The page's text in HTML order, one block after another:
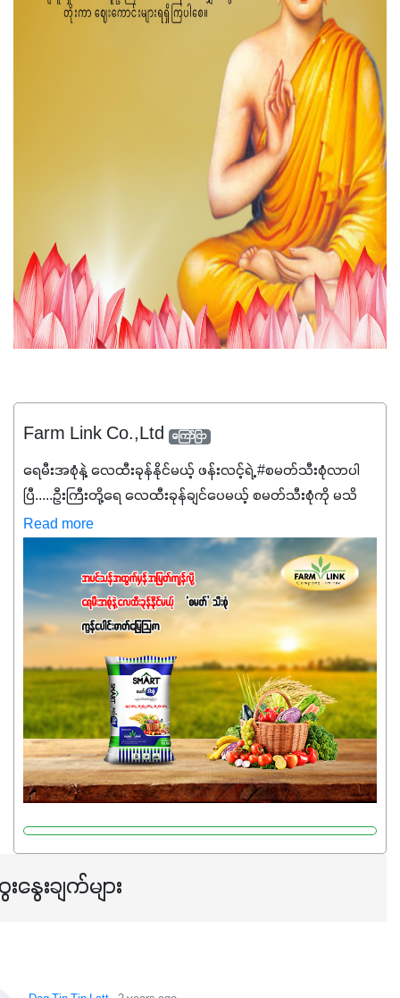
Farm Link Co.,Ltd ကြော်ငြာ
ရေမီးအစုံနဲ့ လေထီးခုန်နိုင်မယ့် ဖန်းလင့်ရဲ့ #စမတ်သီးစုံလာပါ
ပြီ.....ဦးကြီးတို့ရေ ‌လေထီးခုန်ချင်ပေမယ့် စမတ်သီးစုံကို မသိ
သေးရင်တော့ ဒီစာလေးကို ဆက်ဖတ်‌ပေးပါ #စမတ်သီးစုံဆိုတာ
အပင်တိုင်းအတွက် အဓိကအာဟာရNPK (19:7:8)နဲ့ #ဟူးမစ်
အက်စစ်တို့ အချိုးကျ ပေါင်းစပ်ထားတဲ့ ကွန်ပေါင်း
ဓာတ်မြေဩဇာဖြစ်ပါတယ်။ အဓိကအကျိုးကျေးဇူးတွေအနေနဲ့
ကတော့ နိုက်ထရိုဂျင် 19%ပါဝင်တဲ့အတွက် ကလိုရိုဖီးလ်ဖွဲ့စည်း
မှုကို အားပေးကာ သီးနှံပင်များ၏အရွက်များစိမ်းလန်းသန်စွမ်း
ပြီး အစာချက်လုပ်မှုအားကောင်းစေပါတယ်။ အပင်၏ပင်ပိုင်း
ကြီးထွားမှုကို တိုးမြင့်စေကာ အပင်သန်၍ အကြီးမြန်စေပါတယ်။
သင့်တော်တဲ့ Phosphorus 7%ပါဝင်မှုကြောင့် အပင်ရဲ့ အမြစ်
ဖွဲ့စည်းတည်ဆောက်မှုကို ပို၍သန်မာလာအောင် အားပေးပါ
တယ်။ ဒါ့အပြင် ပန်းပွင့်ခြင်း၊အသီးသီးခြင်း၊အစေ့တည်ခြင်း
လုပ်ငန်းစဉ်များကိုလည်း အားပေးပါတယ်။ လုံလောက်တဲ့
အရသာ ပိုမိုကောင်းမွန်စေဖို့အတွက် လိုအပ်တဲ့အာဟာရဓာတ်
ဖြစ်ပါတယ်။ ဟူးမစ်အက်စစ်ပါဝင်ပေါင်းစပ်ထားတဲ့အတွက်
Read more
နွေးချက်များ